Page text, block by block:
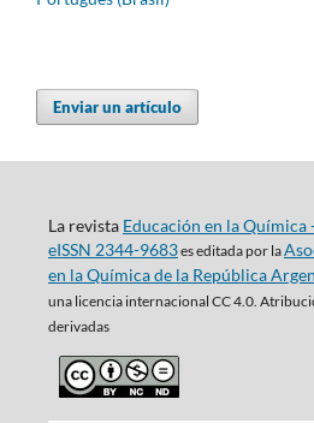
Enviar un artículo
La revista Educación en la Química
eISSN 2344-9683es editada por la
en la Química de la República
una licencia internacional CC 4.0.
derivadas